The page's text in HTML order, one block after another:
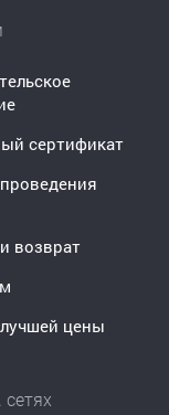
сертификат
возврат
цены